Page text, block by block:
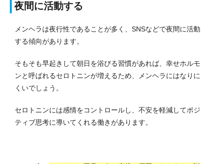
夜間に活動する
メンヘラは夜行性であることが多く、SNSなどで夜間に活動
する傾向があります。
そもそも早起きして朝日を浴びる習慣があれば、幸せホルモ
ンと呼ばれるセロトニンが増えるため、メンヘラにはなりに
くいでしょう。
セロトニンには感情をコントロールし、不安を軽減してポジ
ティブ思考に導いてくれる働きがあります。